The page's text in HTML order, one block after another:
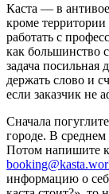
Каста — в
кроме
работать с
как большинство
задача посильная
держать слово и
если заказчик не
Сначала
городе. В
Потом напишите
информацию о